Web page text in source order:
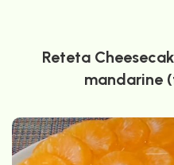
Reteta
mandarine